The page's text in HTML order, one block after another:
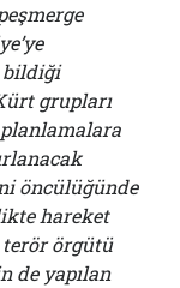
bildiği
grupları
planlamalara
öncülüğünde
hareket
terör örgütü
de yapılan